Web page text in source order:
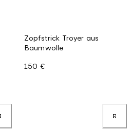
Zopfstrick Troyer aus
Baumwolle
150 €